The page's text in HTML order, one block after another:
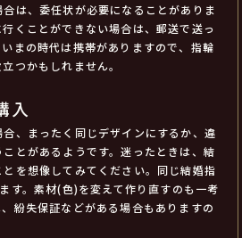
は、委任状が必要になることがありま
くことができない場合は、郵送で送っ
まの時代は携帯がありますので、指輪
つかもしれません。
入
、まったく同じデザインにするか、違
とがあるようです。迷ったときは、結
を想像してみてください。同じ結婚指
す。素材(色)を変えて作り直すのも一考
紛失保証などがある場合もありますの